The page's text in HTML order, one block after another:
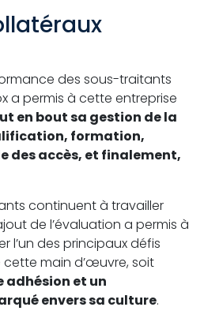
des sous-traitants
a permis à cette entreprise
en bout sa gestion de la
formation,
des accès, et finalement,
continuent à travailler
de l’évaluation a permis à
l’un des principaux défis
cette main d’œuvre, soit
adhésion et un
envers sa culture.